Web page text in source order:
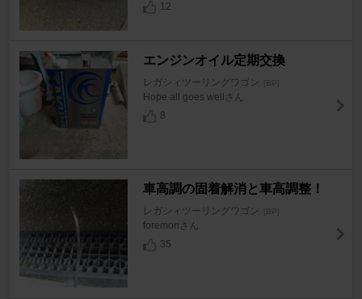
12
エンジンオイル定期交換
レガシィツーリングワゴン [BP]
Hope all goes wellさん
8
車高調の固着解消と車高調整！
レガシィツーリングワゴン [BP]
foremonさん
35